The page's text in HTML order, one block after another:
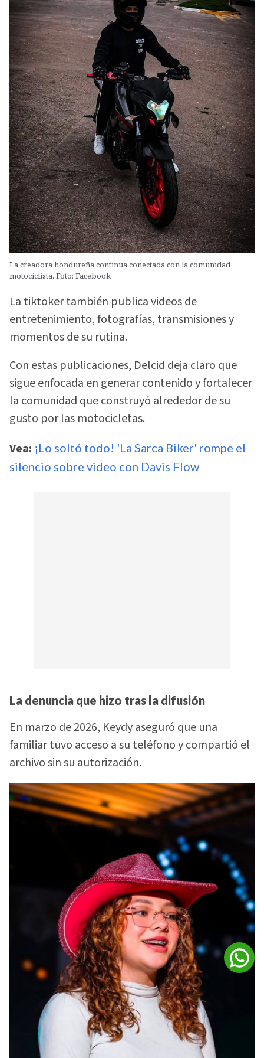
La creadora hondureña continúa conectada con la comunidad
motociclista. Foto: Facebook
La tiktoker también publica videos de
entretenimiento, fotografías, transmisiones y
momentos de su rutina.
Con estas publicaciones, Delcid deja claro que
sigue enfocada en generar contenido y fortalecer
la comunidad que construyó alrededor de su
gusto por las motocicletas.
Vea: ¡Lo soltó todo! 'La Sarca Biker' rompe el
silencio sobre video con Davis Flow
La denuncia que hizo tras la difusión
En marzo de 2026, Keydy aseguró que una
familiar tuvo acceso a su teléfono y compartió el
archivo sin su autorización.